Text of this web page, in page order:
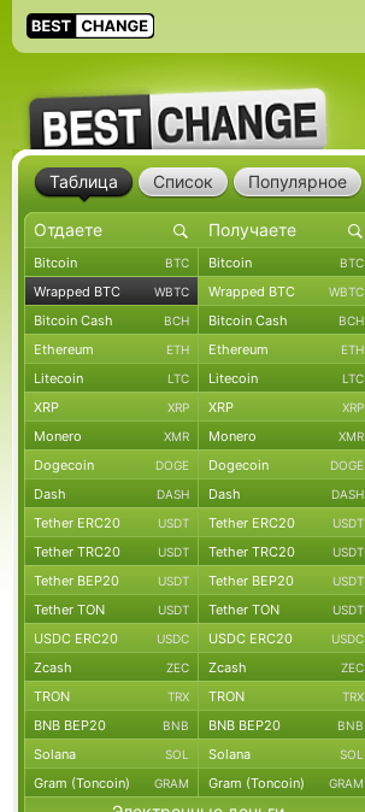
Таблица Список Популярное
Bitcoin BTC Bitcoin BTC
Wrapped BTC WBTC Wrapped BTC WBTC
Bitcoin Cash BCH Bitcoin Cash BCH
Ethereum ETH Ethereum ETH
Litecoin LTC Litecoin LTC
XRP XRP XRP XRP
Monero XMR Monero XMR
Dogecoin DOGE Dogecoin DOGE
Dash DASH Dash DASH
Tether ERC20 USDT Tether ERC20 USDT
Tether TRC20 USDT Tether TRC20 USDT
Tether BEP20 USDT Tether BEP20 USDT
Tether TON USDT Tether TON USDT
USDC ERC20 USDC USDC ERC20 USDC
Zcash ZEC Zcash ZEC
TRON TRX TRON TRX
BNB BEP20 BNB BNB BEP20 BNB
Solana SOL Solana SOL
Gram (Toncoin) GRAM Gram (Toncoin) GRAM